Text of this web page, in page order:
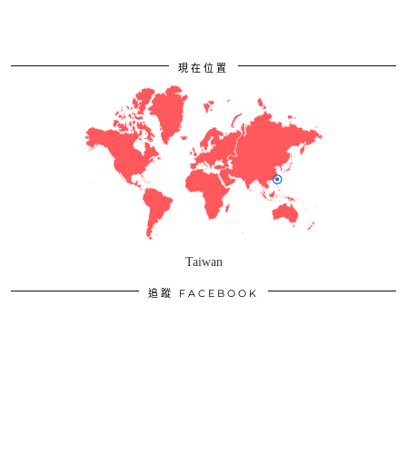
現在位置
Taiwan
追蹤 FACEBOOK